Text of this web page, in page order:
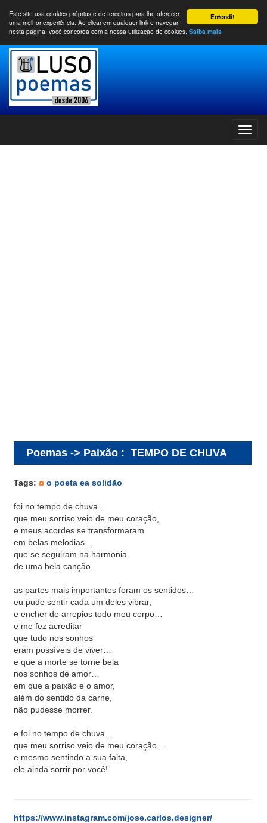
Entendi!
Este site usa cookies próprios e de terceiros para lhe oferecer
uma melhor experiência. Ao clicar em qualquer link e navegar
nesta página, você concorda com a nossa utilização de cookies. Saiba mais
Poemas -> Paixão : TEMPO DE CHUVA
Tags: o poeta ea solidão
foi no tempo de chuva…
que meu sorriso veio de meu coração,
e meus acordes se transformaram
em belas melodias…
que se seguiram na harmonia
de uma bela canção.
as partes mais importantes foram os sentidos…
eu pude sentir cada um deles vibrar,
e encher de arrepios todo meu corpo…
e me fez acreditar
que tudo nos sonhos
eram possíveis de viver…
e que a morte se torne bela
nos sonhos de amor…
em que a paixão e o amor,
além do sentido da carne,
não pudesse morrer.
e foi no tempo de chuva…
que meu sorriso veio de meu coração…
e mesmo sentindo a sua falta,
ele ainda sorrir por você!
https://www.instagram.com/jose.carlos.designer/